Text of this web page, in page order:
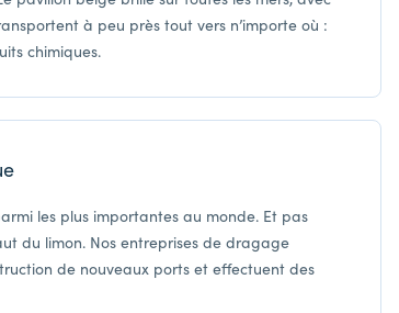
à peu près tout vers n’importe où :
chimiques.
les plus importantes au monde. Et pas
du limon. Nos entreprises de dragage
de nouveaux ports et effectuent des